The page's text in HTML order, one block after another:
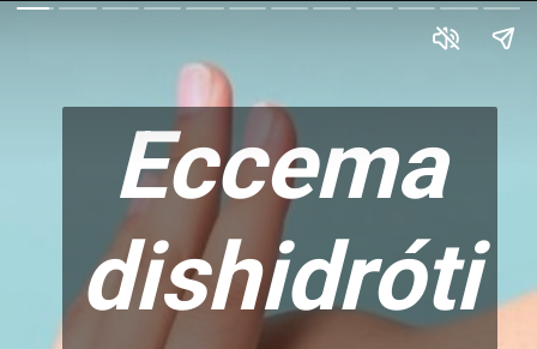
Eccema
dishidróti